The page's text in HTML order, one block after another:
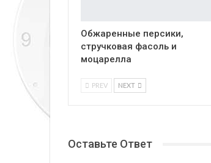
Обжаренные персики,
стручковая фасоль и
моцарелла
PREV NEXT
Оставьте Ответ